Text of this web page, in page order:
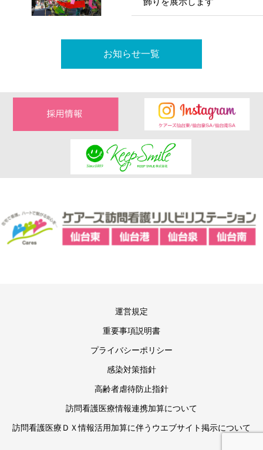
お知らせ一覧
運営規定
重要事項説明書
プライバシーポリシー
感染対策指針
高齢者虐待防止指針
訪問看護医療情報連携加算について
訪問看護医療ＤＸ情報活用加算に伴うウエブサイト掲示について